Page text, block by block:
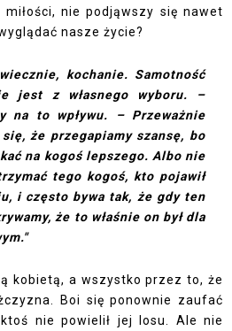
nie podjąwszy się nawet
nasze życie?
kochanie. Samotność
jest z własnego wyboru. –
na to wpływu. – Przeważnie
że przegapiamy szansę, bo
na kogoś lepszego. Albo nie
tego kogoś, kto pojawił
i często bywa tak, że gdy ten
że to właśnie on był dla
kobietą, a wszystko przez to, że
Boi się ponownie zaufać
nie powielił jej losu. Ale nie